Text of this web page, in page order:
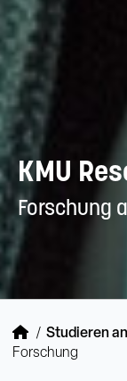
KMU
Forschung
Studieren
Forschung